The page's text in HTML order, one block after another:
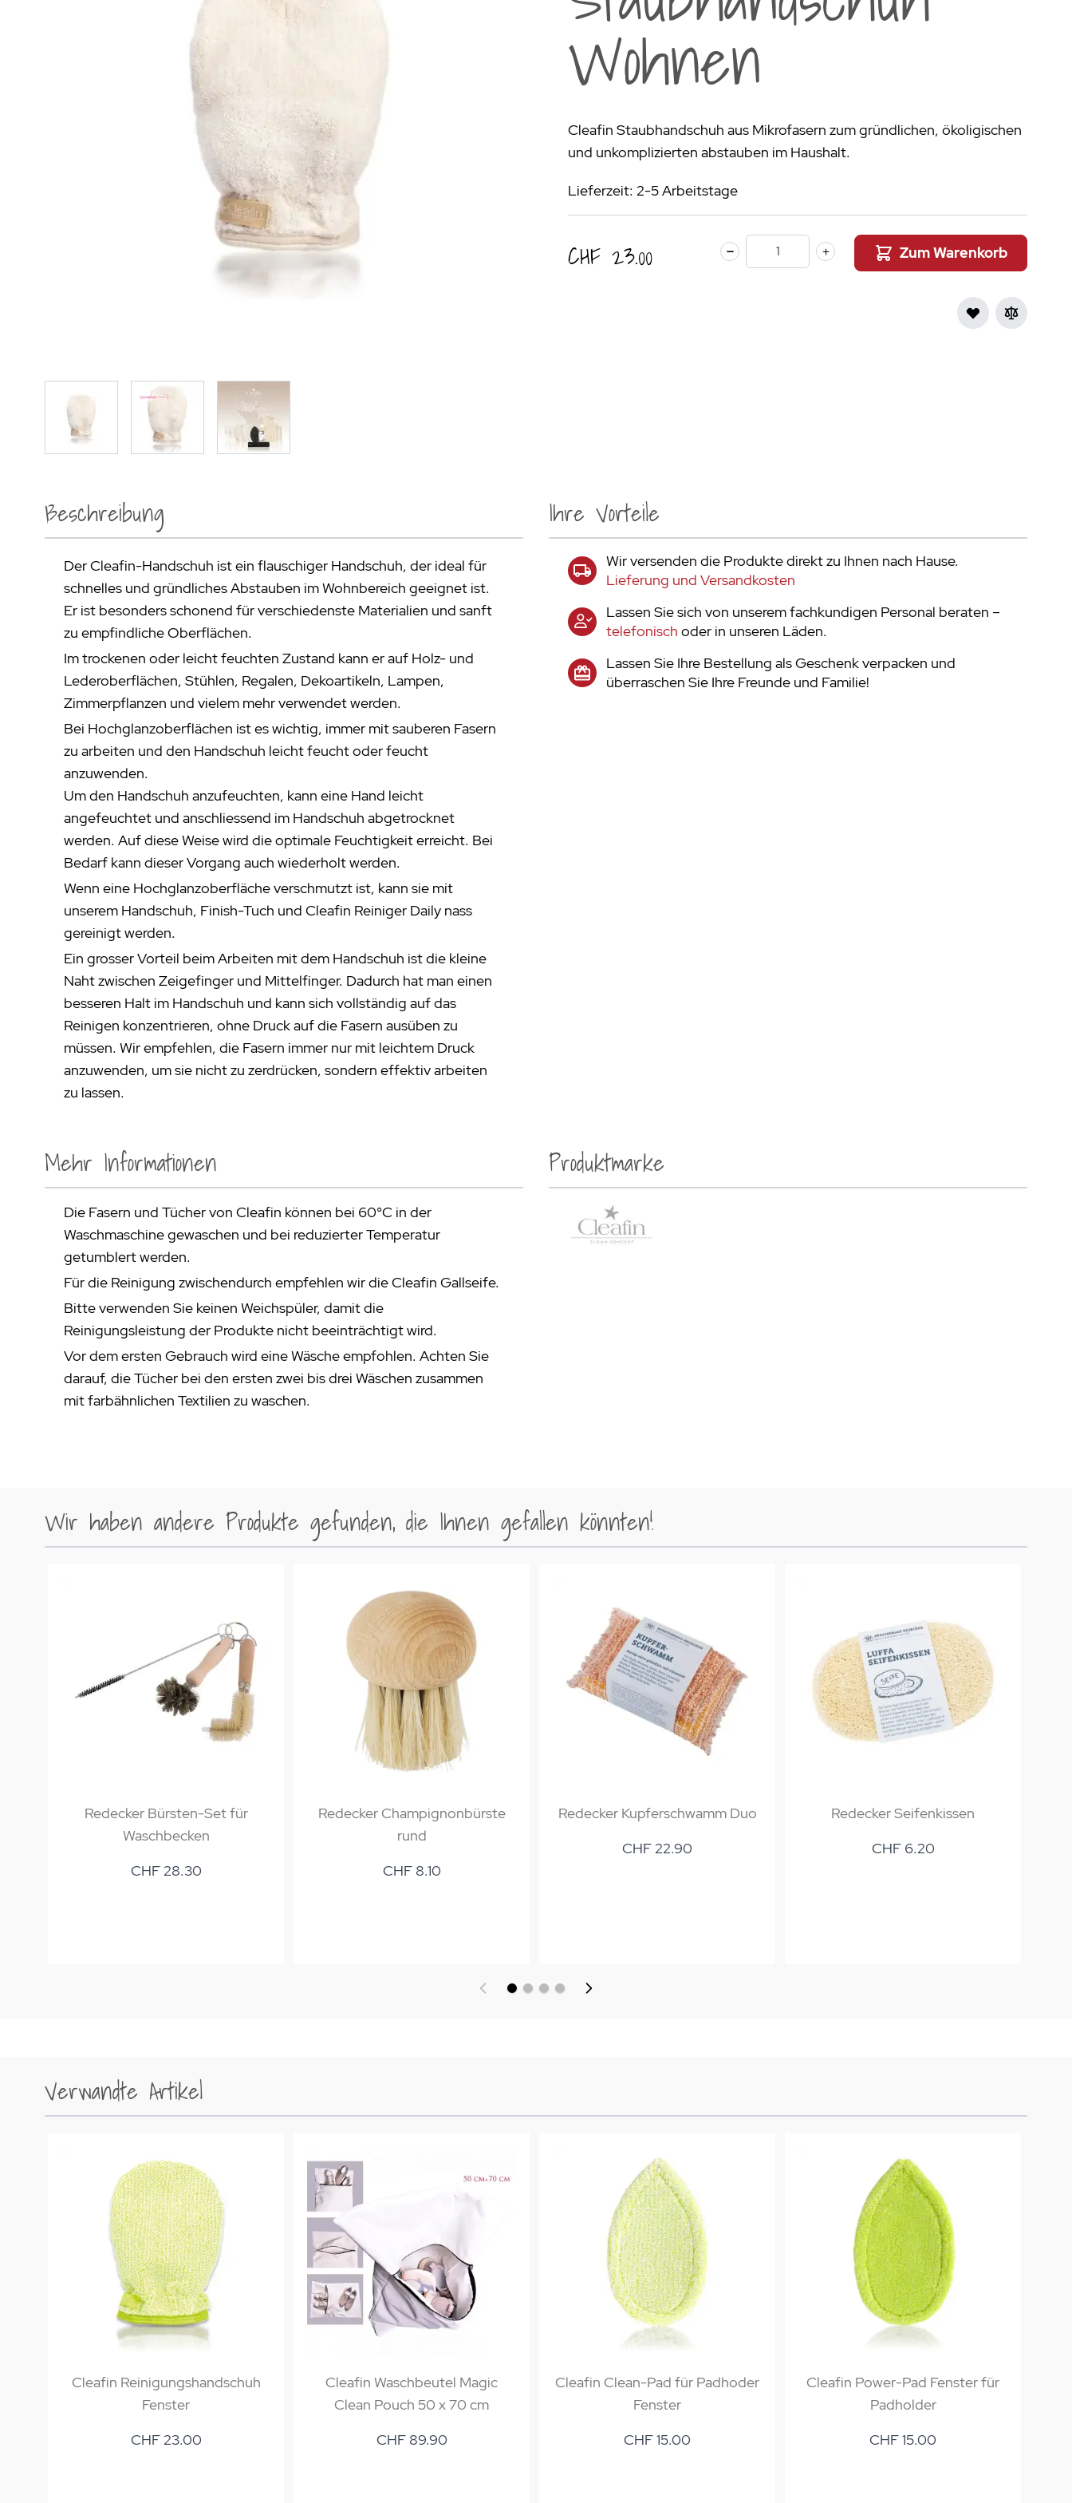
Grillmontage & Lieferung
Schalen & Körbe
Diverses
Kühltaschen | Isoliertaschen
Raumdüfte
Panier des Sens Körperpflege
Reinigung
Wohnen
Cleafin Staubhandschuh aus Mikrofasern zum gründlichen, ökoligischen
und unkomplizierten abstauben im Haushalt.
Lieferzeit: 2-5 Arbeitstage
CHF 23.00 Menge Zum Warenkorb
Beschreibung
Der Cleafin-Handschuh ist ein flauschiger Handschuh, der ideal für
schnelles und gründliches Abstauben im Wohnbereich geeignet ist.
Er ist besonders schonend für verschiedenste Materialien und sanft
zu empfindliche Oberflächen.
Im trockenen oder leicht feuchten Zustand kann er auf Holz- und
Lederoberflächen, Stühlen, Regalen, Dekoartikeln, Lampen,
Zimmerpflanzen und vielem mehr verwendet werden.
Bei Hochglanzoberflächen ist es wichtig, immer mit sauberen Fasern
zu arbeiten und den Handschuh leicht feucht oder feucht
anzuwenden.
Um den Handschuh anzufeuchten, kann eine Hand leicht
angefeuchtet und anschliessend im Handschuh abgetrocknet
werden. Auf diese Weise wird die optimale Feuchtigkeit erreicht. Bei
Bedarf kann dieser Vorgang auch wiederholt werden.
Wenn eine Hochglanzoberfläche verschmutzt ist, kann sie mit
unserem Handschuh, Finish-Tuch und Cleafin Reiniger Daily nass
gereinigt werden.
Ein grosser Vorteil beim Arbeiten mit dem Handschuh ist die kleine
Naht zwischen Zeigefinger und Mittelfinger. Dadurch hat man einen
besseren Halt im Handschuh und kann sich vollständig auf das
Reinigen konzentrieren, ohne Druck auf die Fasern ausüben zu
müssen. Wir empfehlen, die Fasern immer nur mit leichtem Druck
anzuwenden, um sie nicht zu zerdrücken, sondern effektiv arbeiten
zu lassen.
Ihre Vorteile
Wir versenden die Produkte direkt zu Ihnen nach Hause.
Lieferung und Versandkosten
Lassen Sie sich von unserem fachkundigen Personal beraten –
telefonisch oder in unseren Läden.
Lassen Sie Ihre Bestellung als Geschenk verpacken und
überraschen Sie Ihre Freunde und Familie!
Mehr Informationen
Die Fasern und Tücher von Cleafin können bei 60°C in der
Waschmaschine gewaschen und bei reduzierter Temperatur
getumblert werden.
Für die Reinigung zwischendurch empfehlen wir die Cleafin Gallseife.
Bitte verwenden Sie keinen Weichspüler, damit die
Reinigungsleistung der Produkte nicht beeinträchtigt wird.
Vor dem ersten Gebrauch wird eine Wäsche empfohlen. Achten Sie
darauf, die Tücher bei den ersten zwei bis drei Wäschen zusammen
mit farbähnlichen Textilien zu waschen.
Produktmarke
Wir haben andere Produkte gefunden, die Ihnen gefallen könnten!
Redecker Bürsten-Set für
Waschbecken
CHF 28.30
Redecker Champignonbürste
rund
CHF 8.10
Redecker Kupferschwamm Duo
CHF 22.90
Redecker Seifenkissen
CHF 6.20
Verwandte Artikel
Cleafin Reinigungshandschuh
Fenster
CHF 23.00
Cleafin Waschbeutel Magic
Clean Pouch 50 x 70 cm
CHF 89.90
Cleafin Clean-Pad für Padhoder
Fenster
CHF 15.00
Cleafin Power-Pad Fenster für
Padholder
CHF 15.00